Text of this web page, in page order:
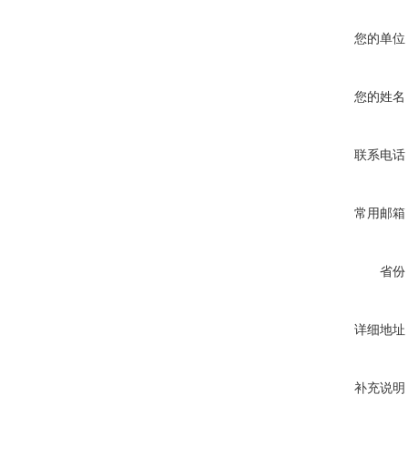
您的单位
您的姓名
联系电话
常用邮箱
省份
详细地址
补充说明